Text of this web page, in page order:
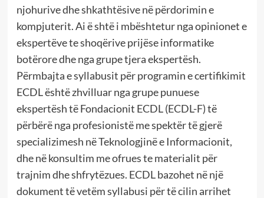
njohurive dhe shkathtësive në përdorimin e
kompjuterit. Ai ë shtë i mbështetur nga opinionet e
ekspertëve te shoqërive prijëse informatike
botërore dhe nga grupe tjera ekspertësh.
Përmbajta e syllabusit për programin e certifikimit
ECDL është zhvilluar nga grupe punuese
ekspertësh të Fondacionit ECDL (ECDL-F) të
përbërë nga profesionistë me spektër të gjerë
specializimesh në Teknologjinë e Informacionit,
dhe në konsultim me ofrues te materialit për
trajnim dhe shfrytëzues. ECDL bazohet në një
dokument të vetëm syllabusi për të cilin arrihet